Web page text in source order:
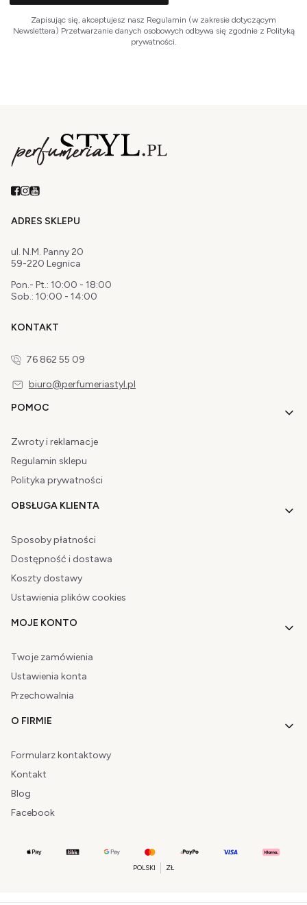
Zapisując się, akceptujesz nasz Regulamin (w zakresie dotyczącym
Newslettera) Przetwarzanie danych osobowych odbywa się zgodnie z Polityką
prywatności.
ADRES SKLEPU
ul. N.M. Panny 20
59-220 Legnica
Pon.- Pt.: 10:00 - 18:00
Sob.: 10:00 - 14:00
KONTAKT
76 862 55 09
biuro@perfumeriastyl.pl
Linki w stopce
POMOC
Zwroty i reklamacje
Regulamin sklepu
Polityka prywatności
OBSŁUGA KLIENTA
Sposoby płatności
Dostępność i dostawa
Koszty dostawy
Ustawienia plików cookies
MOJE KONTO
Twoje zamówienia
Ustawienia konta
Przechowalnia
O FIRMIE
Formularz kontaktowy
Kontakt
Blog
Facebook
POLSKI ZŁ